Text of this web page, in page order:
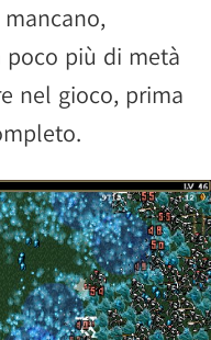
poco più di metà
nel gioco, prima